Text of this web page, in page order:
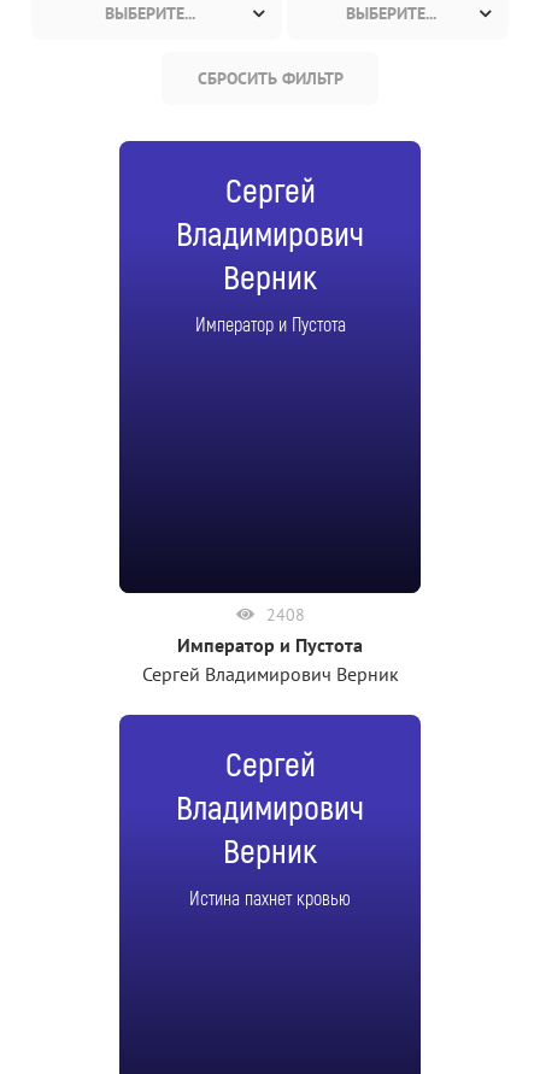
ВЫБЕРИТЕ... ВЫБЕРИТЕ...
СБРОСИТЬ ФИЛЬТР
Сергей
Владимирович
Верник
Император и Пустота
2408
Император и Пустота
Сергей Владимирович Верник
Сергей
Владимирович
Верник
Истина пахнет кровью